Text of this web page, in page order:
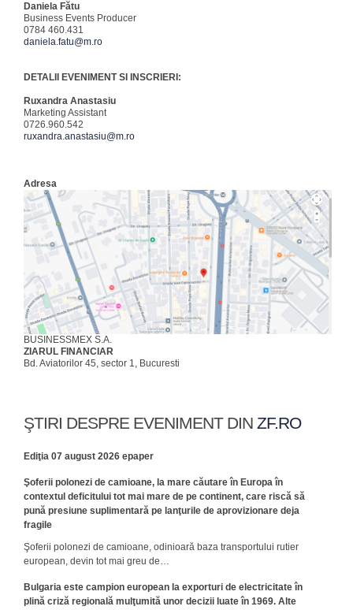
Daniela Fătu
Business Events Producer
0784 460.431
daniela.fatu@m.ro
DETALII EVENIMENT SI INSCRIERI:
Ruxandra Anastasiu
Marketing Assistant
0726.960.542
ruxandra.anastasiu@m.ro
Adresa
BUSINESSMEX S.A.
ZIARUL FINANCIAR
Bd. Aviatorilor 45, sector 1, Bucuresti
ŞTIRI DESPRE EVENIMENT DIN ZF.RO
Ediţia 07 august 2026 epaper
Şoferii polonezi de camioane, la mare căutare în Europa în
contextul deficitului tot mai mare de pe continent, care riscă să
pună presiune suplimentară pe lanţurile de aprovizionare deja
fragile
Şoferii polonezi de camioane, odinioară baza transportului rutier
european, devin tot mai greu de…
Bulgaria este campion european la exporturi de electricitate în
plină criză regională mulţumită unor decizii luate în 1969. Alte